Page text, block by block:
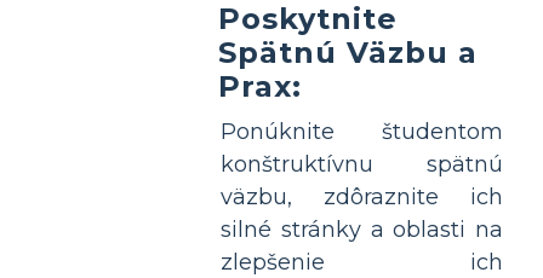
Poskytnite
Spätnú Väzbu a
Prax:
Ponúknite študentom
konštruktívnu spätnú
väzbu, zdôraznite ich
silné stránky a oblasti na
zlepšenie ich